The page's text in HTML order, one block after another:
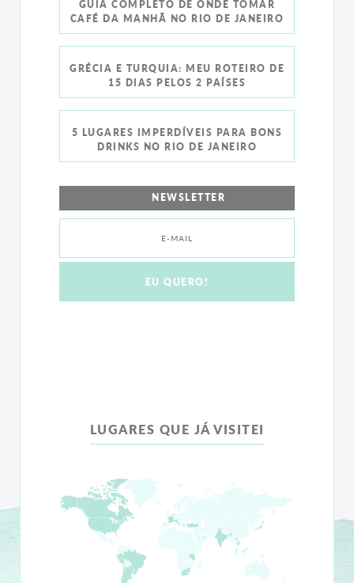
GUIA COMPLETO DE ONDE TOMAR
CAFÉ DA MANHÃ NO RIO DE JANEIRO
GRÉCIA E TURQUIA: MEU ROTEIRO DE
15 DIAS PELOS 2 PAÍSES
5 LUGARES IMPERDÍVEIS PARA BONS
DRINKS NO RIO DE JANEIRO
NEWSLETTER
LUGARES QUE JÁ VISITEI